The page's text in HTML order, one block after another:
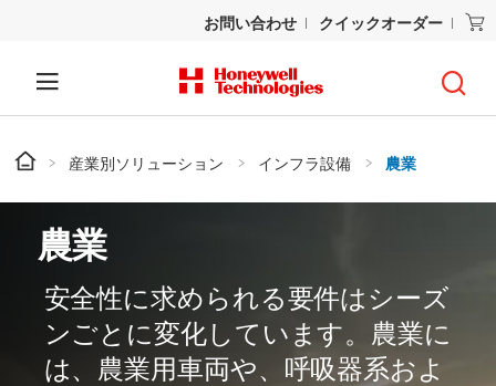
お問い合わせ クイックオーダー
産業別ソリューション インフラ設備 農業
農業
安全性に求められる要件はシーズ
ンごとに変化しています。農業に
は、農業用車両や、呼吸器系およ